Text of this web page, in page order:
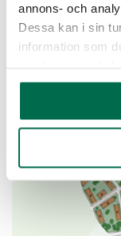
annons- och
Dessa kan i sin
information som